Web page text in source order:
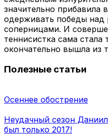
значительно прибавила
одерживать победы над
соперницами. И
теннисистка сама
окончательно вышла из
Полезные статьи
Осеннее обострение
Неудачный сезон
был только 2017!